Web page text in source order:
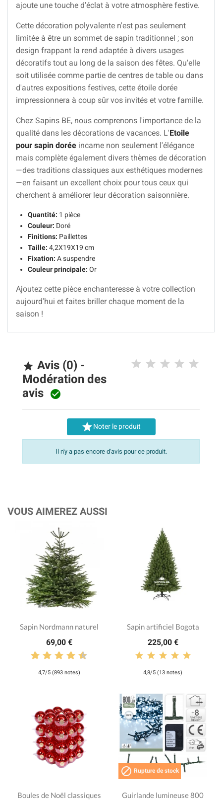
ajoute une touche d'éclat à votre atmosphère festive.
Cette décoration polyvalente n'est pas seulement
limitée à être un sommet de sapin traditionnel ; son
design frappant la rend adaptée à divers usages
décoratifs tout au long de la saison des fêtes. Qu'elle
soit utilisée comme partie de centres de table ou dans
d'autres expositions festives, cette étoile dorée
impressionnera à coup sûr vos invités et votre famille.
Chez Sapins BE, nous comprenons l'importance de la
qualité dans les décorations de vacances. L'Etoile
pour sapin dorée incarne non seulement l'élégance
mais complète également divers thèmes de décoration
—des traditions classiques aux esthétiques modernes
—en faisant un excellent choix pour tous ceux qui
cherchent à améliorer leur décoration saisonnière.
Quantité: 1 pièce
Couleur: Doré
Finitions: Paillettes
Taille: 4,2X19X19 cm
Fixation: A suspendre
Couleur principale: Or
Ajoutez cette pièce enchanteresse à votre collection
aujourd'hui et faites briller chaque moment de la
saison !
 Avis (0) -
Modération des
avis 
Noter le produit
Il n'y a pas encore d'avis pour ce produit.
VOUS AIMEREZ AUSSI
Sapin Nordmann naturel
69,00 €
4,7/5 (893 notes)
Sapin artificiel Bogota
225,00 €
4,8/5 (13 notes)
Boules de Noël classiques
 Rupture de stock
Guirlande lumineuse 800